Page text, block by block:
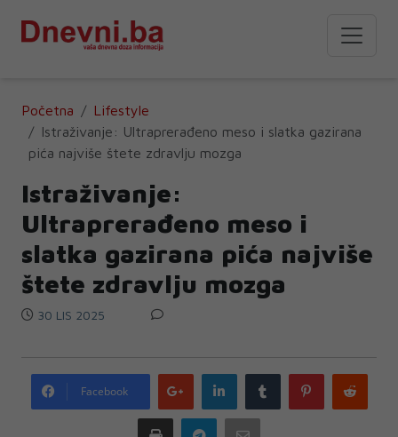
Početna
Lifestyle
Istraživanje: Ultraprerađeno meso i slatka gazirana
pića najviše štete zdravlju mozga
Istraživanje:
Ultraprerađeno meso i
slatka gazirana pića najviše
štete zdravlju mozga
30 LIS 2025
Facebook
Google
plus
LinkedIn Tumblr Pinterest
Print Telegram